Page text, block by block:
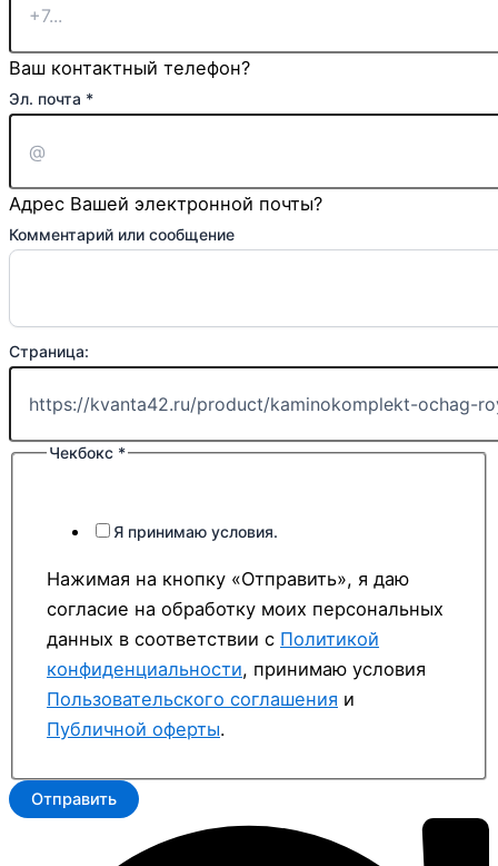
Имя
Ваш контактный телефон?
Эл. почта *
Адрес Вашей электронной почты?
Комментарий или сообщение
Страница:
Чекбокс *
Я принимаю условия.
Нажимая на кнопку «Отправить», я даю
согласие на обработку моих персональных
данных в соответствии с Политикой
конфиденциальности, принимаю условия
Пользовательского соглашения и
Публичной оферты.
Отправить